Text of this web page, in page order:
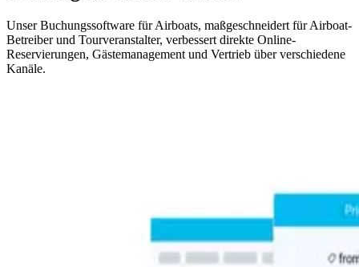
Unser Buchungssoftware für Airboats, maßgeschneidert für Airboat-
Betreiber und Tourveranstalter, verbessert direkte Online-
Reservierungen, Gästemanagement und Vertrieb über verschiedene
Kanäle.